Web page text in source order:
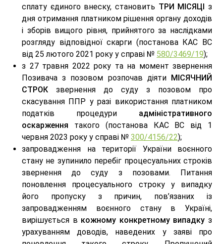
сплату єдиного внеску, становить ТРИ МІСЯЦІ з
дня отримання платником рішення органу доходів
і зборів вищого рівня, прийнятого за наслідками
розгляду відповідної скарги (постанова КАС ВС
від 25 лютого 2021 року у справі № 580/3469/19);
з 27 травня 2022 року та на момент звернення
Позивача з позовом розпочав діяти МІСЯЧНИЙ
СТРОК звернення до суду з позовом про
скасування ППР у разі використання платником
податків процедури адміністративного
оскарження такого (постанова КАС ВС від 1
червня 2023 року у справі № 300/4156/22);
запровадження на території України воєнного
стану не зупинило перебіг процесуальних строків
звернення до суду з позовами. Питання
поновлення процесуального строку у випадку
його пропуску з причин, пов’язаних із
запровадженням воєнного стану в Україні,
вирішується в кожному конкретному випадку з
урахуванням доводів, наведених у заяві про